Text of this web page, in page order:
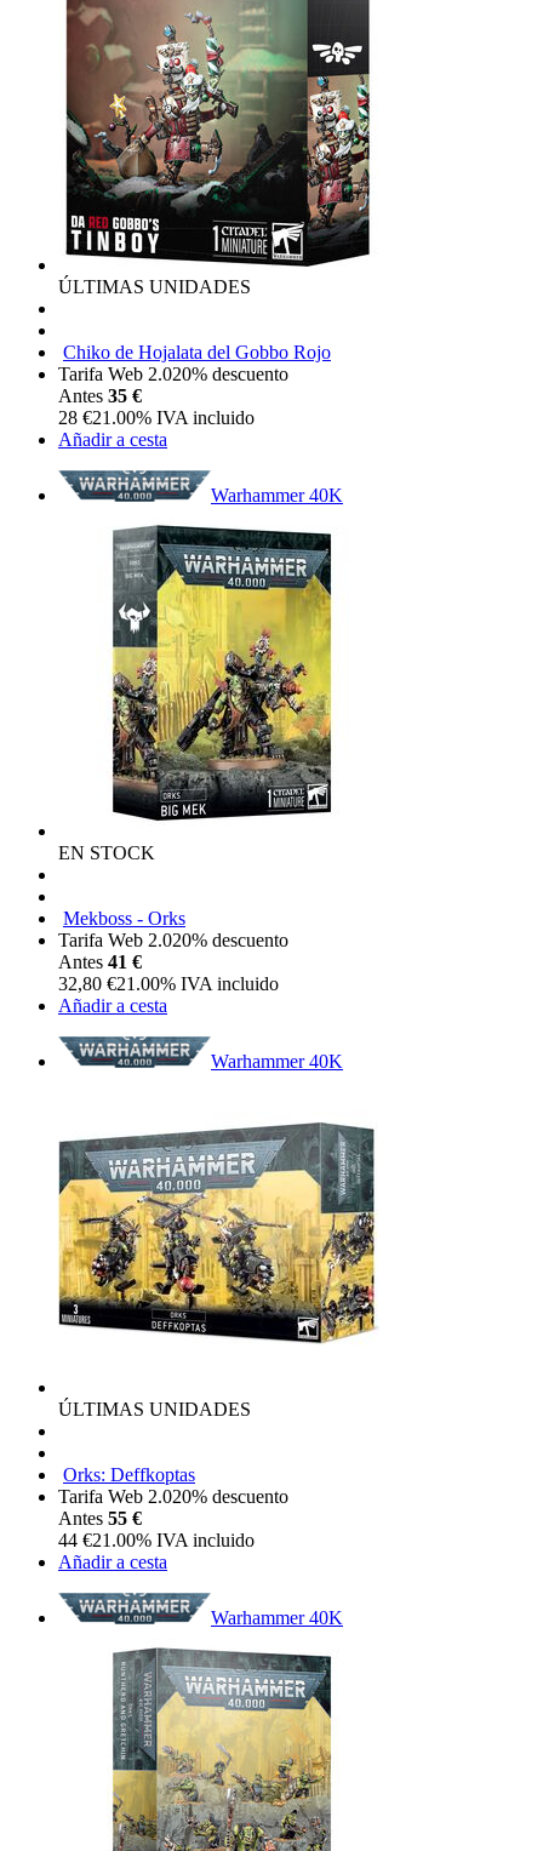
ÚLTIMAS UNIDADES
Chiko de Hojalata del Gobbo Rojo
Tarifa Web 2.020% descuento
Antes 35 €
28 €21.00% IVA incluido
Añadir a cesta
Warhammer 40K
EN STOCK
Mekboss - Orks
Tarifa Web 2.020% descuento
Antes 41 €
32,80 €21.00% IVA incluido
Añadir a cesta
Warhammer 40K
ÚLTIMAS UNIDADES
Orks: Deffkoptas
Tarifa Web 2.020% descuento
Antes 55 €
44 €21.00% IVA incluido
Añadir a cesta
Warhammer 40K